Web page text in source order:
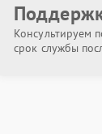
Консультируем
срок службы